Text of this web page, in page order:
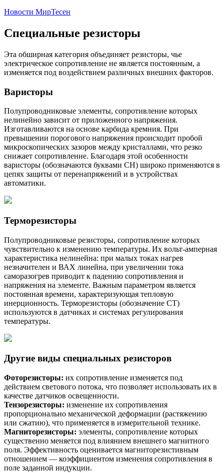
Новости МирТесен
Специальные резисторы
Эта обширная категория объединяет резисторы, чье
электрическое сопротивление не является постоянным, а
изменяется под воздействием различных внешних факторов.
Варисторы
Полупроводниковые элементы, сопротивление которых
нелинейно зависит от приложенного напряжения.
Изготавливаются на основе карбида кремния. При
превышении порогового напряжения происходит пробой
микроскопических зазоров между кристаллами, что резко
снижает сопротивление. Благодаря этой особенности
варисторы (обозначаются буквами СН) широко применяются в
цепях защиты от перенапряжений и в устройствах
автоматики.
Терморезисторы
Полупроводниковые резисторы, сопротивление которых
чувствительно к изменению температуры. Их вольт-амперная
характеристика нелинейна: при малых токах нагрев
незначителен и ВАХ линейна, при увеличении тока
саморазогрев приводит к падению сопротивления и
напряжения на элементе. Важным параметром является
постоянная времени, характеризующая тепловую
инерционность. Терморезисторы (обозначение СТ)
используются в датчиках и системах регулирования
температуры.
Другие виды специальных резисторов
Фоторезисторы: их сопротивление изменяется под
действием светового потока, что позволяет использовать их в
качестве датчиков освещенности.
Тензорезисторы: изменение их сопротивления
пропорционально механической деформации (растяжению
или сжатию), что применяется в измерительной технике.
Магниторезисторы: элементы, сопротивление которых
существенно меняется под влиянием внешнего магнитного
поля. Эффективность оценивается магниторезистивным
отношением — коэффициентом изменения сопротивления в
поле заданной индукции.